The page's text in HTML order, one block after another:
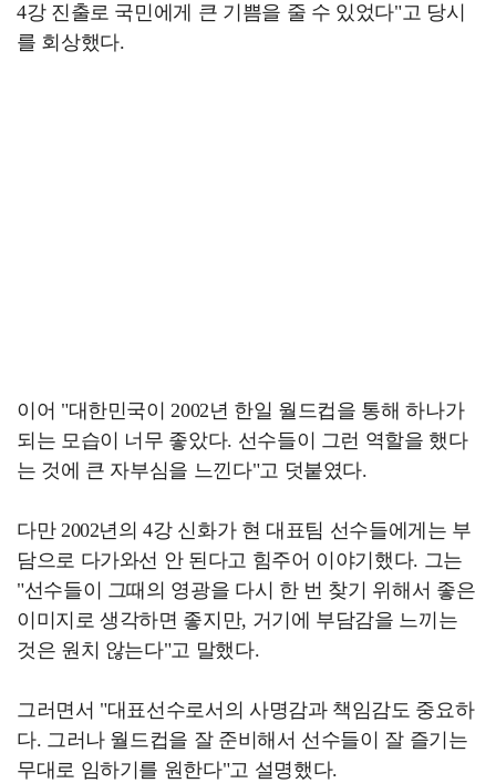
4강 진출로 국민에게 큰 기쁨을 줄 수 있었다"고 당시
를 회상했다.
이어 "대한민국이 2002년 한일 월드컵을 통해 하나가
되는 모습이 너무 좋았다. 선수들이 그런 역할을 했다
는 것에 큰 자부심을 느낀다"고 덧붙였다.
다만 2002년의 4강 신화가 현 대표팀 선수들에게는 부
담으로 다가와선 안 된다고 힘주어 이야기했다. 그는
"선수들이 그때의 영광을 다시 한 번 찾기 위해서 좋은
이미지로 생각하면 좋지만, 거기에 부담감을 느끼는
것은 원치 않는다"고 말했다.
그러면서 "대표선수로서의 사명감과 책임감도 중요하
다. 그러나 월드컵을 잘 준비해서 선수들이 잘 즐기는
무대로 임하기를 원한다"고 설명했다.